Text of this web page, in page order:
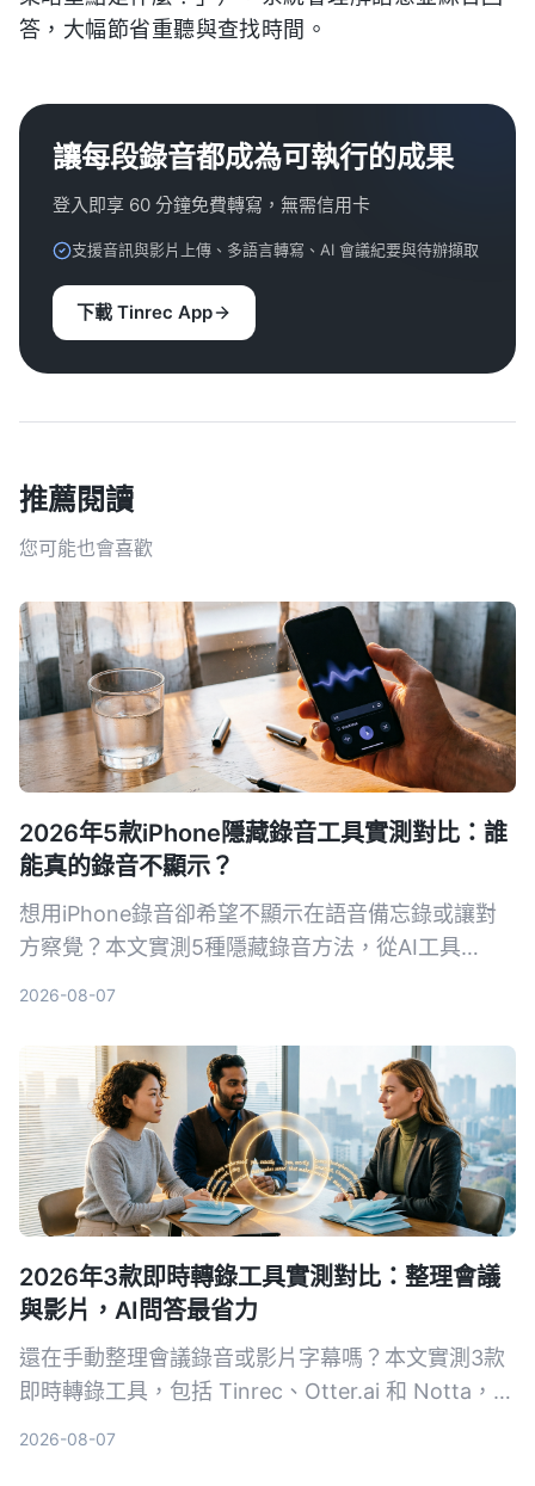
答，大幅節省重聽與查找時間。
讓每段錄音都成為可執行的成果
登入即享 60 分鐘免費轉寫，無需信用卡
支援音訊與影片上傳、多語言轉寫、AI 會議紀要與待辦擷取
下載 Tinrec App
推薦閱讀
您可能也會喜歡
2026年5款iPhone隱藏錄音工具實測對比：誰
能真的錄音不顯示？
想用iPhone錄音卻希望不顯示在語音備忘錄或讓對
方察覺？本文實測5種隱藏錄音方法，從AI工具
2026-08-07
2026年3款即時轉錄工具實測對比：整理會議
與影片，AI問答最省力
還在手動整理會議錄音或影片字幕嗎？本文實測3款
即時轉錄工具，包括 Tinrec、Otter.ai 和 Notta，從
2026-08-07